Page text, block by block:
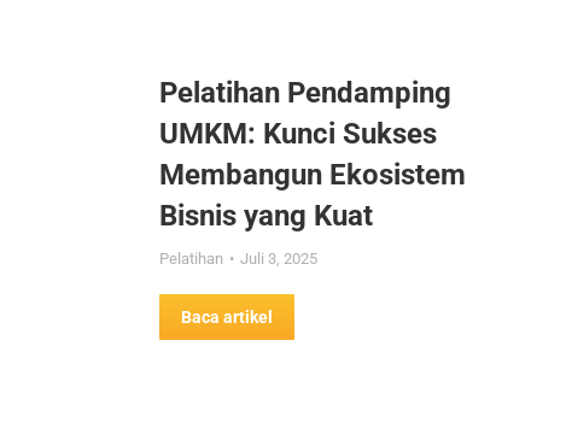
Pelatihan Pendamping
UMKM: Kunci Sukses
Membangun Ekosistem
Bisnis yang Kuat
Pelatihan Juli 3, 2025
Baca artikel